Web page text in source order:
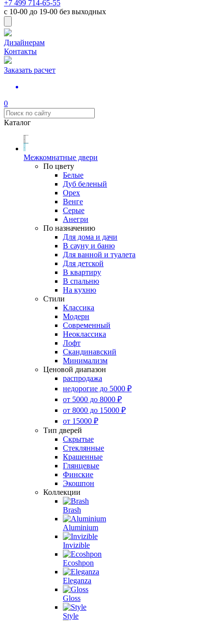
+7 499 714-65-55
с 10-00 до 19-00 без выходных
Дизайнерам
Контакты
Заказать расчет
0
Каталог
Межкомнатные двери
По цвету
Белые
Дуб беленый
Орех
Венге
Серые
Анегри
По назначению
Для дома и дачи
В сауну и баню
Для ванной и туалета
Для детской
В квартиру
В спальню
На кухню
Стили
Классика
Модерн
Современный
Неоклассика
Лофт
Скандинавский
Минимализм
Ценовой диапазон
распродажа
недорогие до 5000 ₽
от 5000 до 8000 ₽
от 8000 до 15000 ₽
от 15000 ₽
Тип дверей
Скрытые
Стеклянные
Крашенные
Глянцевые
Финские
Экошпон
Коллекции
Brash
Aluminium
Invizible
Ecoshpon
Eleganza
Gloss
Style